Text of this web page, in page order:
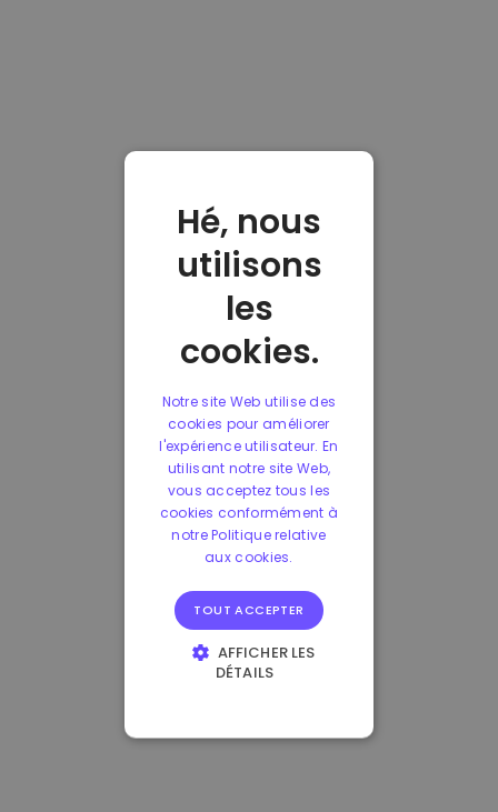
Hé, nous
utilisons
les
cookies.
Notre site Web utilise des
cookies pour améliorer
l'expérience utilisateur. En
utilisant notre site Web,
vous acceptez tous les
cookies conformément à
notre Politique relative
aux cookies.
TOUT ACCEPTER
AFFICHER LES
DÉTAILS